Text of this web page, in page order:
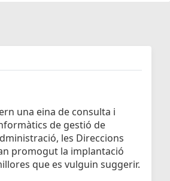
una eina de consulta i
de gestió de
les Direccions
promogut la implantació
que es vulguin suggerir.